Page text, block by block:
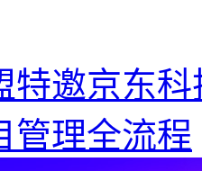
特邀京东
管理全流程